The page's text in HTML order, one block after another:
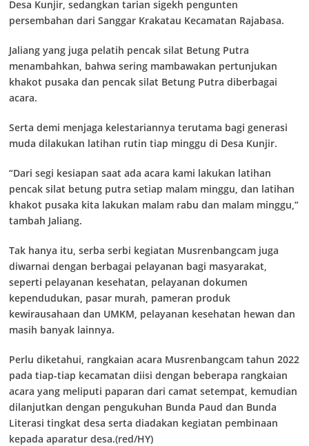
Desa Kunjir, sedangkan tarian sigekh pengunten
persembahan dari Sanggar Krakatau Kecamatan Rajabasa.
Jaliang yang juga pelatih pencak silat Betung Putra
menambahkan, bahwa sering mambawakan pertunjukan
khakot pusaka dan pencak silat Betung Putra diberbagai
acara.
Serta demi menjaga kelestariannya terutama bagi generasi
muda dilakukan latihan rutin tiap minggu di Desa Kunjir.
“Dari segi kesiapan saat ada acara kami lakukan latihan
pencak silat betung putra setiap malam minggu, dan latihan
khakot pusaka kita lakukan malam rabu dan malam minggu,”
tambah Jaliang.
Tak hanya itu, serba serbi kegiatan Musrenbangcam juga
diwarnai dengan berbagai pelayanan bagi masyarakat,
seperti pelayanan kesehatan, pelayanan dokumen
kependudukan, pasar murah, pameran produk
kewirausahaan dan UMKM, pelayanan kesehatan hewan dan
masih banyak lainnya.
Perlu diketahui, rangkaian acara Musrenbangcam tahun 2022
pada tiap-tiap kecamatan diisi dengan beberapa rangkaian
acara yang meliputi paparan dari camat setempat, kemudian
dilanjutkan dengan pengukuhan Bunda Paud dan Bunda
Literasi tingkat desa serta diadakan kegiatan pembinaan
kepada aparatur desa.(red/HY)